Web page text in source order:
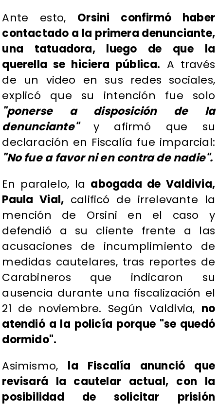
Ante esto, Orsini confirmó haber
contactado a la primera denunciante,
una tatuadora, luego de que la
querella se hiciera pública. A través
de un video en sus redes sociales,
explicó que su intención fue solo
"ponerse a disposición de la
denunciante"
y afirmó que su
declaración en Fiscalía fue imparcial:
"No fue a favor ni en contra de nadie".
En paralelo, la abogada de Valdivia,
Paula Vial, calificó de irrelevante la
mención de Orsini en el caso y
defendió a su cliente frente a las
acusaciones de incumplimiento de
medidas cautelares, tras reportes de
Carabineros que indicaron su
ausencia durante una fiscalización el
21 de noviembre. Según Valdivia, no
atendió a la policía porque "se quedó
dormido".
Asimismo, la Fiscalía anunció que
revisará la cautelar actual, con la
posibilidad de solicitar prisión